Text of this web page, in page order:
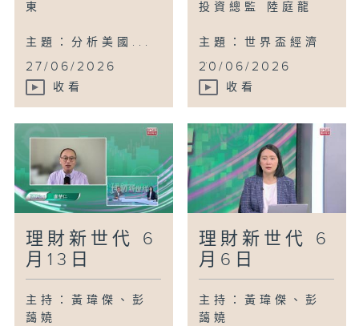
東
主題：分析美國...
27/06/2026
收看
投資總監 陸庭龍
主題：世界盃經濟
...
20/06/2026
收看
理財新世代 6
月13日
主持：黃瑋傑、彭
藹嬈
理財新世代 6
月6日
主持：黃瑋傑、彭
藹嬈